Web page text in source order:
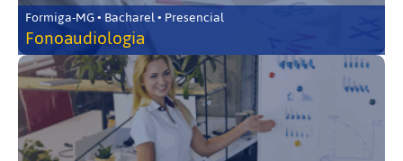
Formiga-MG • Bacharel • Presencial
Fonoaudiologia